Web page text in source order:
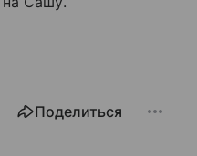
Поделиться